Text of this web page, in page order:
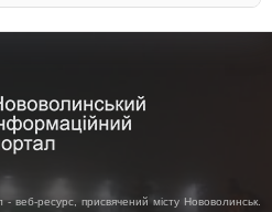
веб-ресурс, присвячений місту Нововолинськ.